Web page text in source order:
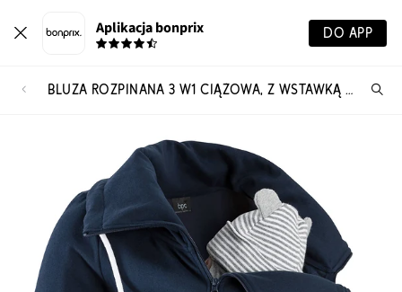
Aplikacja bonprix DO APP
BLUZA ROZPINANA 3 W1 CIĄŻOWA, Z WSTAWKĄ NA NOSIDEŁKO NIEMOWLĘCE